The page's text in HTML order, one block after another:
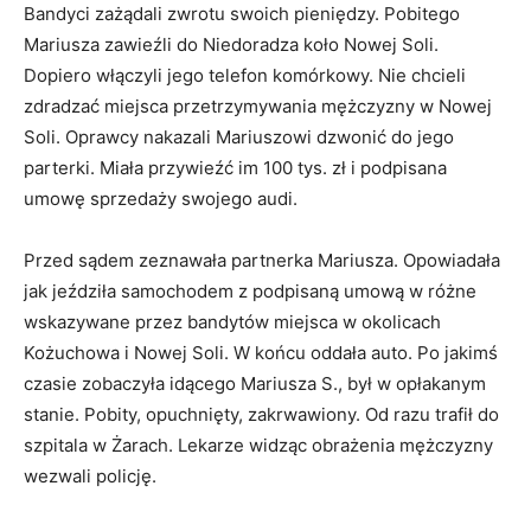
Bandyci zażądali zwrotu swoich pieniędzy. Pobitego
Mariusza zawieźli do Niedoradza koło Nowej Soli.
Dopiero włączyli jego telefon komórkowy. Nie chcieli
zdradzać miejsca przetrzymywania mężczyzny w Nowej
Soli. Oprawcy nakazali Mariuszowi dzwonić do jego
parterki. Miała przywieźć im 100 tys. zł i podpisana
umowę sprzedaży swojego audi.
Przed sądem zeznawała partnerka Mariusza. Opowiadała
jak jeździła samochodem z podpisaną umową w różne
wskazywane przez bandytów miejsca w okolicach
Kożuchowa i Nowej Soli. W końcu oddała auto. Po jakimś
czasie zobaczyła idącego Mariusza S., był w opłakanym
stanie. Pobity, opuchnięty, zakrwawiony. Od razu trafił do
szpitala w Żarach. Lekarze widząc obrażenia mężczyzny
wezwali policję.